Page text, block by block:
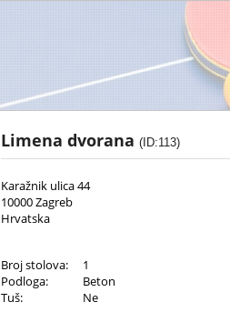
Limena dvorana (ID:113)
Karažnik ulica 44
10000 Zagreb
Hrvatska
Broj stolova:
1
Podloga:
Beton
Tuš:
Ne